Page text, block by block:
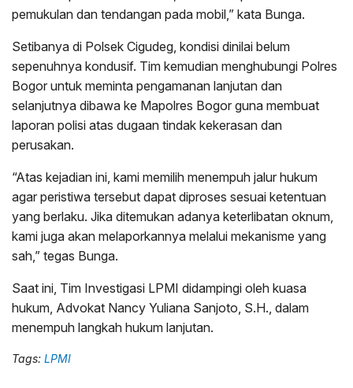
pemukulan dan tendangan pada mobil,” kata Bunga.
Setibanya di Polsek Cigudeg, kondisi dinilai belum
sepenuhnya kondusif. Tim kemudian menghubungi Polres
Bogor untuk meminta pengamanan lanjutan dan
selanjutnya dibawa ke Mapolres Bogor guna membuat
laporan polisi atas dugaan tindak kekerasan dan
perusakan.
“Atas kejadian ini, kami memilih menempuh jalur hukum
agar peristiwa tersebut dapat diproses sesuai ketentuan
yang berlaku. Jika ditemukan adanya keterlibatan oknum,
kami juga akan melaporkannya melalui mekanisme yang
sah,” tegas Bunga.
Saat ini, Tim Investigasi LPMI didampingi oleh kuasa
hukum, Advokat Nancy Yuliana Sanjoto, S.H., dalam
menempuh langkah hukum lanjutan.
Tags: LPMI